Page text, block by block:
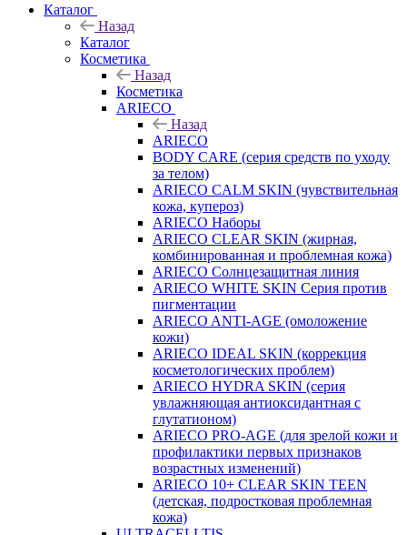
Каталог
Назад
Каталог
Косметика
Назад
Косметика
ARIECO
Назад
ARIECO
BODY CARE (серия средств по уходу
за телом)
ARIECO CALM SKIN (чувствительная
кожа, купероз)
ARIECO Наборы
ARIECO CLEAR SKIN (жирная,
комбинированная и проблемная кожа)
ARIECO Солнцезащитная линия
ARIECO WHITE SKIN Серия против
пигментации
ARIECO ANTI-AGE (омоложение
кожи)
ARIECO IDEAL SKIN (коррекция
косметологических проблем)
ARIECO HYDRA SKIN (серия
увлажняющая антиоксидантная с
глутатионом)
ARIECO PRO-AGE (для зрелой кожи и
профилактики первых признаков
возрастных изменений)
ARIECO 10+ CLEAR SKIN TEEN
(детская, подростковая проблемная
кожа)